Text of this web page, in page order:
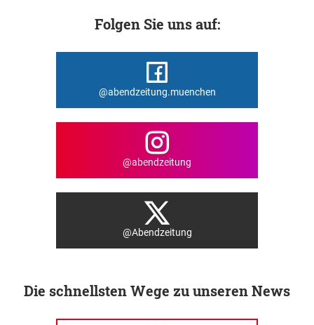
Folgen Sie uns auf:
@abendzeitung.muenchen
@abendzeitung
@Abendzeitung
Die schnellsten Wege zu unseren News